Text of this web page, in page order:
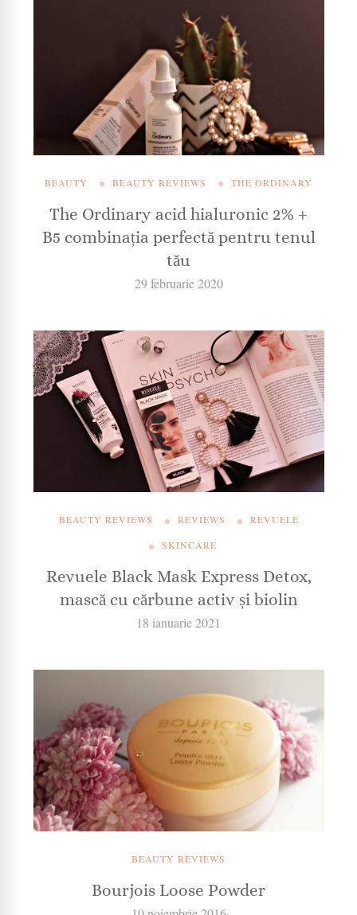
BEAUTY BEAUTY REVIEWS THE ORDINARY
The Ordinary acid hialuronic 2% +
B5 combinația perfectă pentru tenul
tău
29 februarie 2020
BEAUTY REVIEWS REVIEWS
REVUELE
SKINCARE
Revuele Black Mask Express Detox,
mască cu cărbune activ și biolin
18 ianuarie 2021
BEAUTY REVIEWS
Bourjois Loose Powder